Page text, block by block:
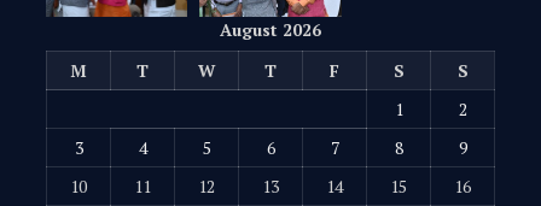
August 2026
M
T W T F S
S
1
2
3
4 5 6 7 8
9
10
11 12 13 14 15
16